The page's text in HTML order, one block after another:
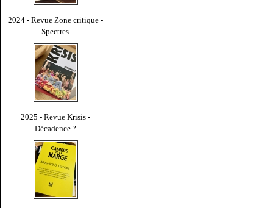
2024 - Revue Zone critique -
Spectres
2025 - Revue Krisis -
Décadence ?